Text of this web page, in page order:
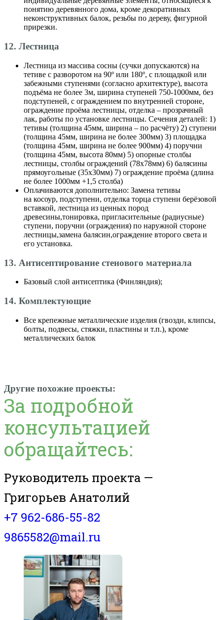
понятию деревянного дома, кроме декоративных
неконструктивных балок, резьбы по дереву, фигурной
прирезки.
12. Лестница
Лестница из массива сосны (сучки допускаются) на
тетиве с разворотом на 90º или 180º, с площадкой или
забежными ступенями (согласно архитектуре), высота
подъёма не более 3м, ширина ступеней 750-1000мм, без
подступеней, с ограждением по внутренней стороне,
ограждение проёма лестницы, отделка – прозрачный
лак, работы по установке лестницы. Сечения деталей: 1)
тетивы (толщина 45мм, ширина – по расчёту) 2) ступени
(толщина 45мм, ширина не более 300мм) 3) площадка
(толщина 45мм, ширина не более 900мм) 4) поручни
(толщина 45мм, высота 80мм) 5) опорные столбы
лестницы, столбы ограждений (78х78мм) 6) балясины
прямоугольные (35х30мм) 7) ограждение проёма (длина
не более 1000мм +1,5 столба)
Оплачиваются дополнительно: Замена тетивы
на косоур, подступени, отделка торца ступени берёзовой
вставкой, лестница из ценных пород
древесины,тонировка, пригласительные (радиусные)
ступени, поручни (ограждения) по наружной стороне
лестницы,замена балясин,ограждение второго света и
его установка.
13. Антисептирование стенового материала
Базовый слой антисептика (Финляндия);
14. Комплектующие
Все крепежные металлические изделия (гвозди, клипсы,
болты, подвесы, стяжки, пластины и т.п.), кроме
металлических балок
Другие похожие проекты:
За подробной
консультацией
обращайтесь:
Руководитель проекта —
Григорьев Анатолий
+7 962-686-55-82
9865582@mail.ru